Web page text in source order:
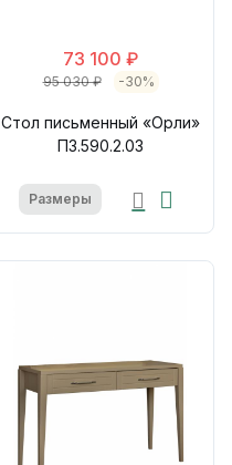
73 100 ₽
95 030 ₽ -30%
Стол письменный «Орли»
П3.590.2.03
Размеры